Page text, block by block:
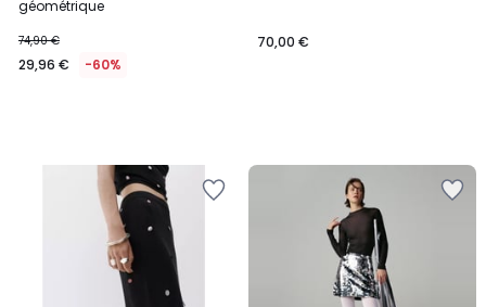
géométrique
74,90 €
29,96 € -60%
70,00 €